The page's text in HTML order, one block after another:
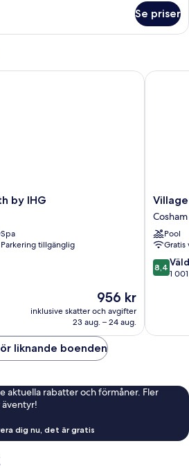
Se priser
by IHG
Spa
Parkering tillgänglig
Priset
är
956 kr
956 kr
inklusive skatter och avgifter
23 aug. – 24 aug.
IHG
Village
Hotel
Cosham
Cosham
Pool
8.4
av
8,4
1
Village
liknande boenden
aktuella rabatter och förmåner. Fler
dig nu, det är gratis